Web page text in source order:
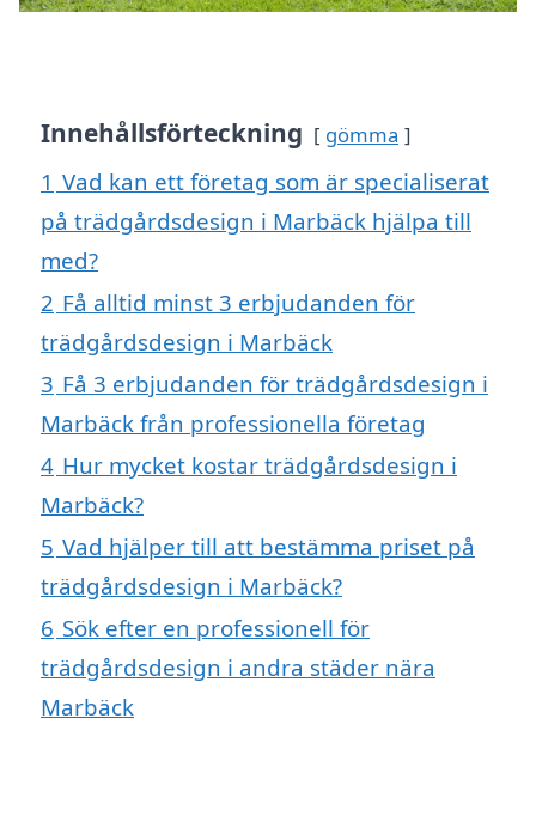
Innehållsförteckning gömma
1 Vad kan ett företag som är specialiserat
på trädgårdsdesign i Marbäck hjälpa till
med?
2 Få alltid minst 3 erbjudanden för
trädgårdsdesign i Marbäck
3 Få 3 erbjudanden för trädgårdsdesign i
Marbäck från professionella företag
4 Hur mycket kostar trädgårdsdesign i
Marbäck?
5 Vad hjälper till att bestämma priset på
trädgårdsdesign i Marbäck?
6 Sök efter en professionell för
trädgårdsdesign i andra städer nära
Marbäck